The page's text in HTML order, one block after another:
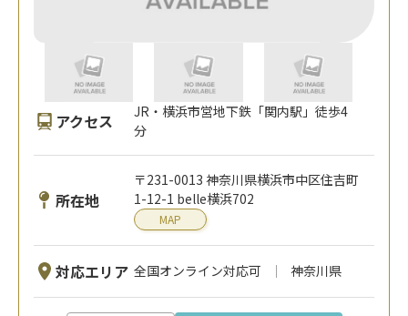
アクセス
JR・横浜市営地下鉄「関内駅」徒歩4
分
所在地
〒231-0013 神奈川県横浜市中区住吉町
1-12-1 belle横浜702
MAP
対応エリア 全国オンライン対応可 神奈川県